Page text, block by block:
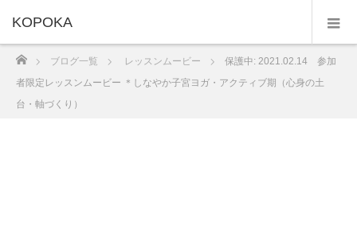
KOPOKA
ブログ一覧 レッスンムービー
保護中: 2021.02.14 参加
者限定レッスンムービー ＊しなやか子宮ヨガ・アクティブ期（心身の土
台・軸づくり）